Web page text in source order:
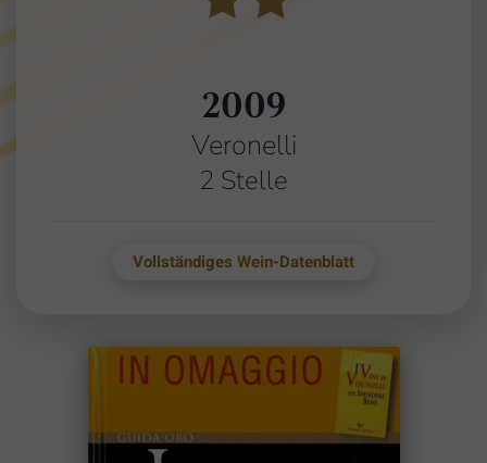
2009
Veronelli
2 Stelle
Vollständiges Wein-Datenblatt